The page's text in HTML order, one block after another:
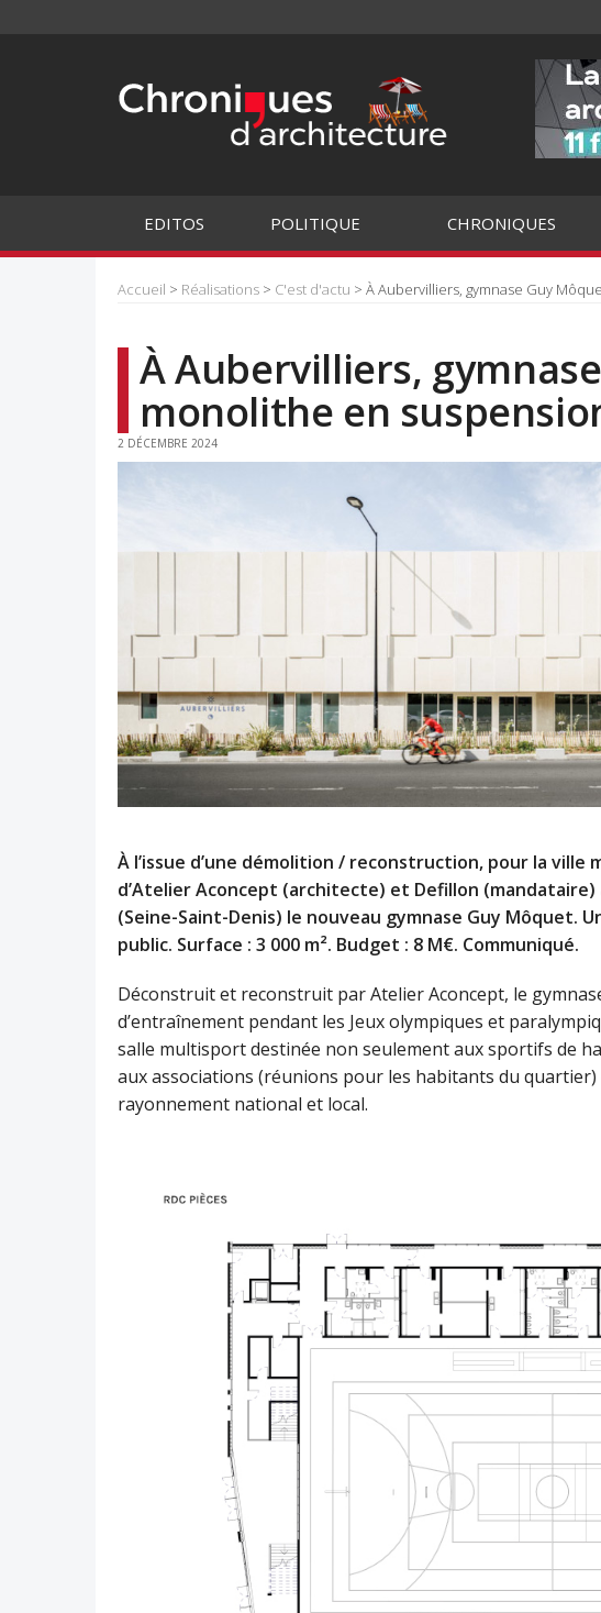
EDITOS POLITIQUE CHRONIQUES
Accueil > Réalisations > C'est d'actu > À Aubervilliers, gymnase Guy
À Aubervilliers,
monolithe en
2 DÉCEMBRE 2024
À l’issue d’une démolition / reconstruction, pour la ville
d’Atelier Aconcept (architecte) et Defillon
(Seine-Saint-Denis) le nouveau gymnase Guy Môquet.
public. Surface : 3 000 m². Budget : 8 M€. Communiqué.
Déconstruit et reconstruit par Atelier Aconcept, le
d’entraînement pendant les Jeux olympiques et
salle multisport destinée non seulement aux sportifs de
aux associations (réunions pour les habitants du
rayonnement national et local.